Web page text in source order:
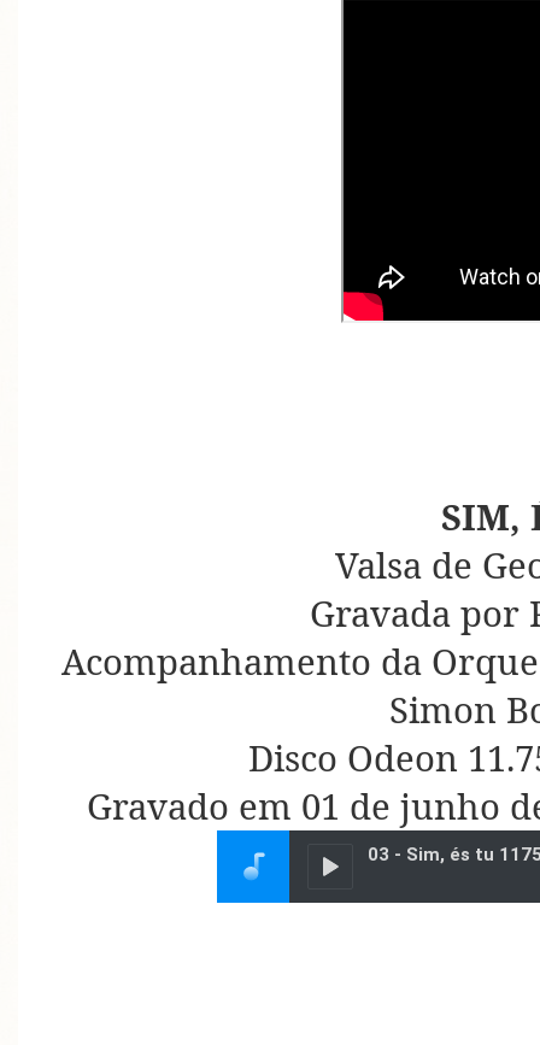
SIM,
Valsa de
Gravada por
Acompanhamento da
Simon
Disco Odeon
Gravado em 01 de junho